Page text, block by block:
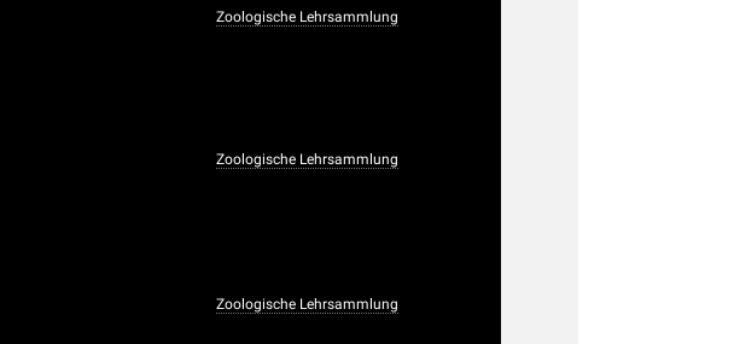
Zoologische Lehrsammlung
Zoologische Lehrsammlung
Zoologische Lehrsammlung